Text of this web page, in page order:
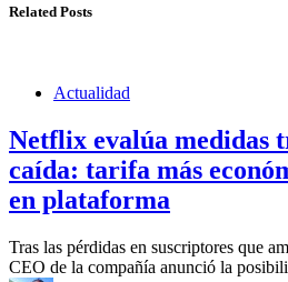
Related Posts
Actualidad
Netflix evalúa medidas
caída: tarifa más
en plataforma
Tras las pérdidas en suscriptores que
CEO de la compañía anunció la